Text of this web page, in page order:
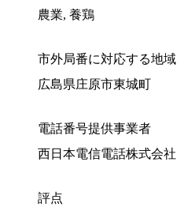
農業, 養鶏
市外局番に対応する地域
広島県庄原市東城町
電話番号提供事業者
西日本電信電話株式会社
評点